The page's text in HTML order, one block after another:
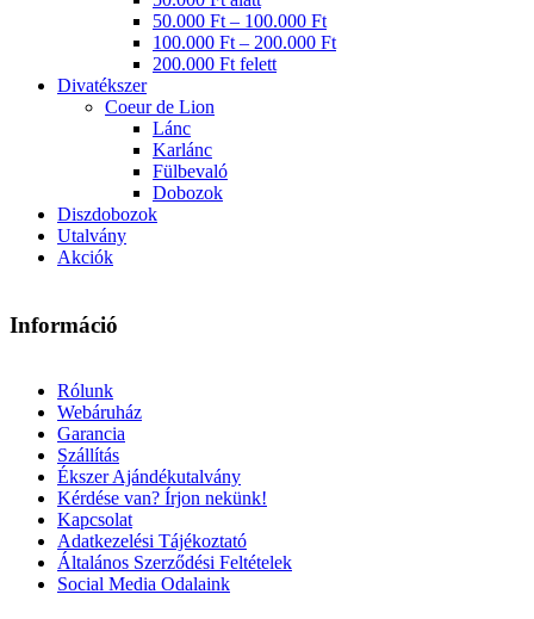
50.000 Ft – 100.000 Ft
100.000 Ft – 200.000 Ft
200.000 Ft felett
Divatékszer
Coeur de Lion
Lánc
Karlánc
Fülbevaló
Dobozok
Diszdobozok
Utalvány
Akciók
Információ
Rólunk
Webáruház
Garancia
Szállítás
Ékszer Ajándékutalvány
Kérdése van? Írjon nekünk!
Kapcsolat
Adatkezelési Tájékoztató
Általános Szerződési Feltételek
Social Media Odalaink